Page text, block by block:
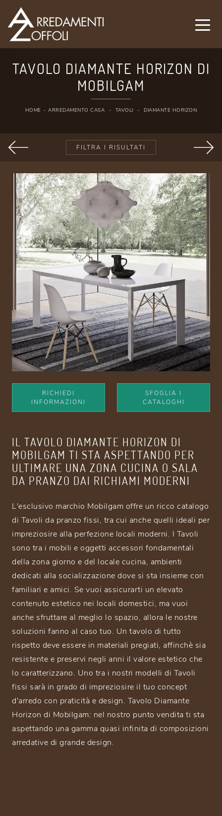
TAVOLO DIAMANTE HORIZON DI
MOBILGAM
HOME - ARREDAMENTO CASA - TAVOLI - DIAMANTE HORIZON
FILTRA I RISULTATI
RICHIEDI
INFORMAZIONI
SFOGLIA I
CATALOGHI
IL TAVOLO DIAMANTE HORIZON DI
MOBILGAM TI STA ASPETTANDO PER
ULTIMARE UNA ZONA CUCINA O SALA
DA PRANZO DAI RICHIAMI MODERNI
L'esclusivo marchio Mobilgam offre un ricco catalogo
di Tavoli da pranzo fissi, tra cui anche quelli ideali per
impreziosire alla perfezione locali moderni. I Tavoli
sono tra i mobili e oggetti accessori fondamentali
della zona giorno e del locale cucina, ambienti
dedicati alla socializzazione dove si sta insieme con
familiari e amici. Se vuoi assicurarti un elevato
contenuto estetico nei locali domestici, ma vuoi
anche sfruttare al meglio lo spazio, allora le nostre
soluzioni fanno al caso tuo. Un tavolo di tutto
rispetto deve essere in materiali pregiati, affinchè sia
resistente e preservi negli anni il valore estetico che
lo caratterizzano. Uno tra i nostri modelli di Tavoli
fissi sarà in grado di impreziosire il tuo concept
d'arredo con praticità e design. Tavolo Diamante
Horizon di Mobilgam: nel nostro punto vendita ti sta
aspettando una gamma quasi infinita di composizioni
arredative di grande design.